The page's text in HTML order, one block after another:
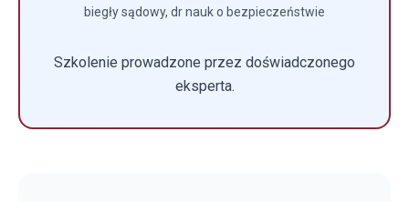
biegły sądowy, dr nauk o bezpieczeństwie
Szkolenie prowadzone przez doświadczonego
eksperta.